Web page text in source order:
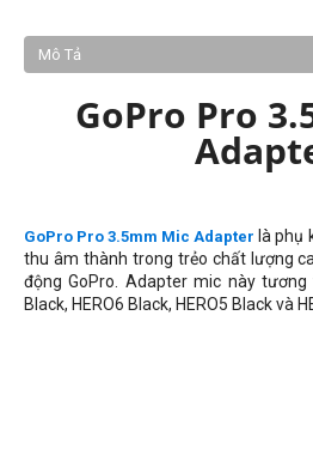
Mô Tả
GoPro Pro
GoPro Pro 3.5mm Mic Adapter là phụ
thu âm thành trong trẻo chất lượng
động GoPro. Adapter mic này tương
Black, HERO6 Black, HERO5 Black và